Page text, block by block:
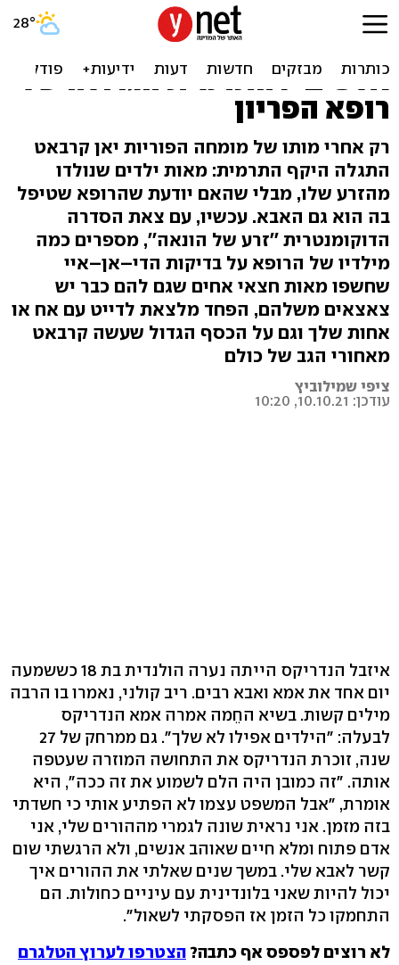
"אני לא יודעת כמה חצאי
אחים יש לי, הם יכולים להיות
אלפים": התרמית הגדולה של
רופא הפריון
רק אחרי מותו של מומחה הפוריות יאן קרבאט
התגלה היקף התרמית: מאות ילדים שנולדו
מהזרע שלו, מבלי שהאם יודעת שהרופא שטיפל
בה הוא גם האבא. עכשיו, עם צאת הסדרה
הדוקומנטרית ''זרע של הונאה'', מספרים כמה
מילדיו של הרופא על בדיקות הדי–אן–איי
שחשפו מאות חצאי אחים שגם להם כבר יש
צאצאים משלהם, הפחד מלצאת לדייט עם אח או
אחות שלך וגם על הכסף הגדול שעשה קרבאט
מאחורי הגב של כולם
ציפי שמילוביץ
עודכן: 10.10.21, 10:20
איזבל הנדריקס הייתה נערה הולנדית בת 18 כששמעה
יום אחד את אמא ואבא רבים. ריב קולני, נאמרו בו הרבה
מילים קשות. בשיא החֵמה אמרה אמא הנדריקס
לבעלה: "הילדים אפילו לא שלך". גם ממרחק של 27
שנה, זוכרת הנדריקס את התחושה המוזרה שעטפה
אותה. "זה כמובן היה הלם לשמוע את זה ככה", היא
אומרת, "אבל המשפט עצמו לא הפתיע אותי כי חשדתי
בזה מזמן. אני נראית שונה לגמרי מההורים שלי, אני
אדם פתוח ומלא חיים שאוהב אנשים, ולא הרגשתי שום
קשר לאבא שלי. במשך שנים שאלתי את ההורים איך
יכול להיות שאני בלונדינית עם עיניים כחולות. הם
התחמקו כל הזמן אז הפסקתי לשאול".
לא רוצים לפספס אף כתבה? הצטרפו לערוץ הטלגרם